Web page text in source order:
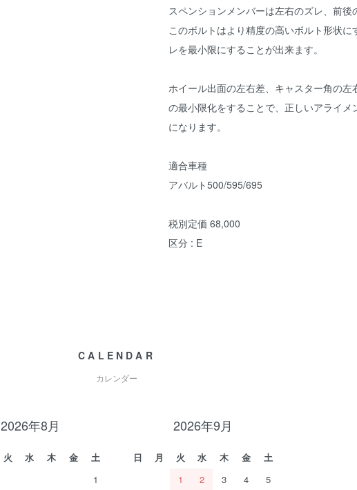
スペンションメンバーは左右のズレ、前後
このボルトはより精度の高いボルト形状に
レを最小限にすることが出来ます。
ホイール出面の左右差、キャスター角の左
の最小限化をすることで、正しいアライメ
になります。
適合車種
アバルト500/595/695
税別定価 68,000
区分 : E
CALENDAR
カレンダー
2026年8月
火 水 木 金
土
1
2026年9月
日 月 火 水 木 金
土
1
2 3 4
5